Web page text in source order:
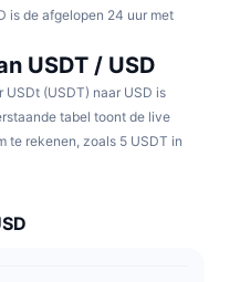
is de afgelopen 24 uur met
USDT / USD
(USDT) naar USD is
tabel toont de live
te rekenen, zoals 5 USDT in